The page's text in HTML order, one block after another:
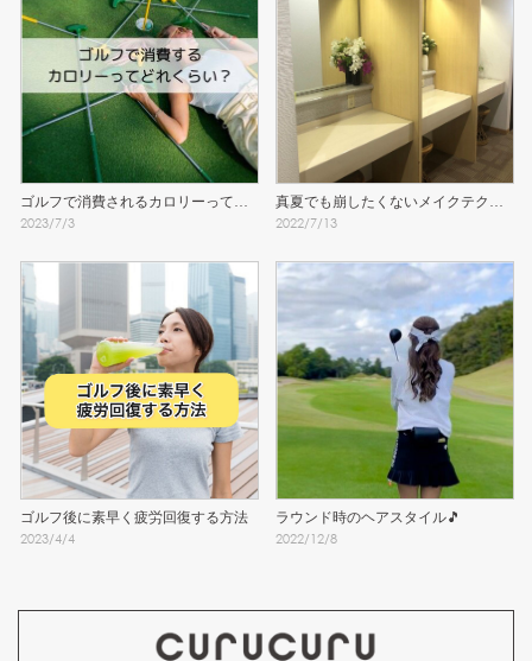
ゴルフで消費されるカロリーってど
れくらい？
2023/7/3
真夏でも崩したくないメイクテクニ
ック！
2022/7/13
ゴルフ後に素早く疲労回復する方法
2023/4/4
ラウンド時のヘアスタイル🎵
2022/12/8